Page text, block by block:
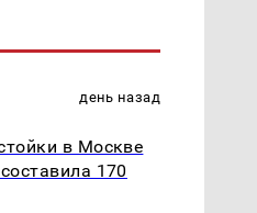
день назад
в Москве
170